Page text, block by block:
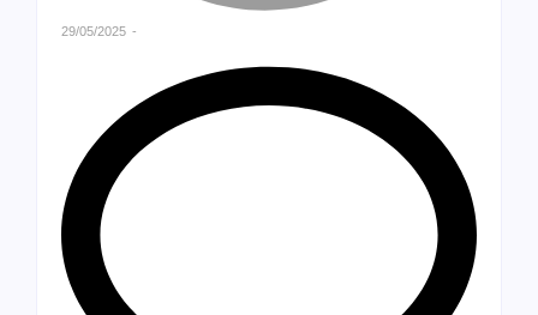
29/05/2025 -